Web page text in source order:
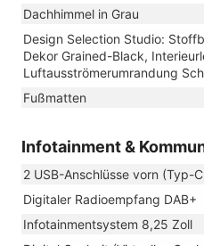
Dachhimmel in Grau
Design Selection Studio:
Dekor Grained-Black,
Luftausströmerumrandung
Fußmatten
Infotainment &
2 USB-Anschlüsse vorn (Typ-
Digitaler Radioempfang DAB+
Infotainmentsystem 8,25 Zoll